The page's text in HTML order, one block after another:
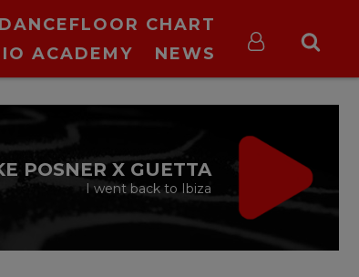
DANCEFLOOR CHART
ACADEMY
NEWS
POSNER X GUETTA
I went back to Ibiza